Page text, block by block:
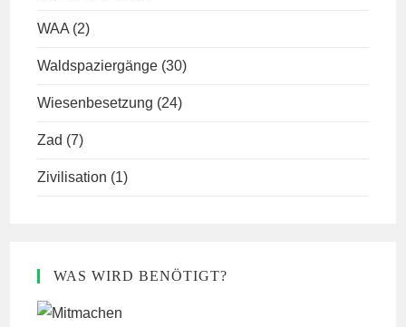
WAA (2)
Waldspaziergänge (30)
Wiesenbesetzung (24)
Zad (7)
Zivilisation (1)
WAS WIRD BENÖTIGT?